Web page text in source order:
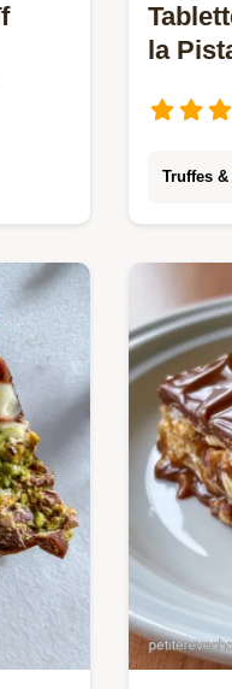
2h
la
Truffes
Cette
fourrée
Tentez
maison